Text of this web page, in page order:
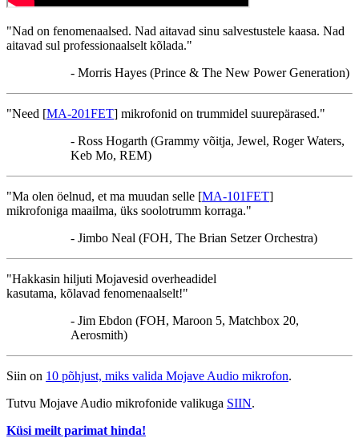
"Nad on fenomenaalsed. Nad aitavad sinu salvestustele kaasa. Nad
aitavad sul professionaalselt kõlada."
- Morris Hayes (Prince & The New Power Generation)
"Need [MA-201FET] mikrofonid on trummidel suurepärased."
- Ross Hogarth (Grammy võitja, Jewel, Roger Waters,
Keb Mo, REM)
"Ma olen öelnud, et ma muudan selle [MA-101FET]
mikrofoniga maailma, üks soolotrumm korraga."
- Jimbo Neal (FOH, The Brian Setzer Orchestra)
"Hakkasin hiljuti Mojavesid overheadidel
kasutama, kõlavad fenomenaalselt!"
- Jim Ebdon (FOH, Maroon 5, Matchbox 20,
Aerosmith)
Siin on 10 põhjust, miks valida Mojave Audio mikrofon.
Tutvu Mojave Audio mikrofonide valikuga SIIN.
Küsi meilt parimat hinda!